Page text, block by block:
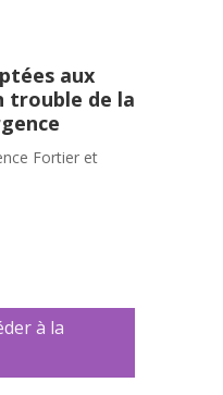
aux
trouble de la
Fortier et
à la